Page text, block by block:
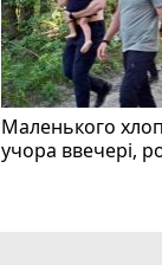
Маленького
учора ввечері,